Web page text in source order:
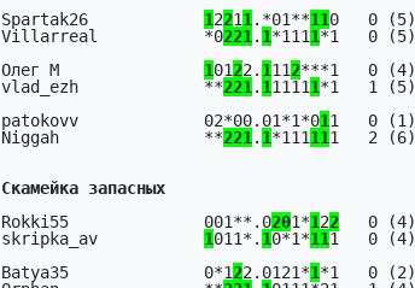
Spartak26 12211 .*01**110   0 (5)
Villarreal           *0221 . 1*1111*1   0 (5)
Олег М 10122. 1112***1   0 (4)
vlad_ezh             **221 . 111111*1   1 (5)
patokovv             02*00.01*1*011   0 (1)
Niggah               **221 . 1*111111   2 (6)
Скамейка запасных
Rokki55              001**.0201*122
   0 (4)
skripka_av 1011*. 10*1*111   0 (4)
Batya35              0*122.0121*1*1   0 (2)